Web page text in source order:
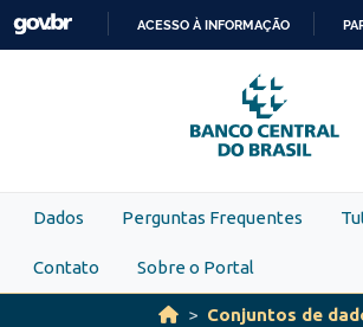
Skip to main content
PARA
O
CONTEÚDO
ACESSO À INFORMAÇÃO
Dados Perguntas Frequentes
Contato Sobre o Portal
Conjuntos de